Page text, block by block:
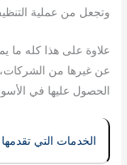
وتجعل من عملية
علاوة على هذا كله ما
عن غيرها من الشركات،
الحصول عليها في
الخدمات التي